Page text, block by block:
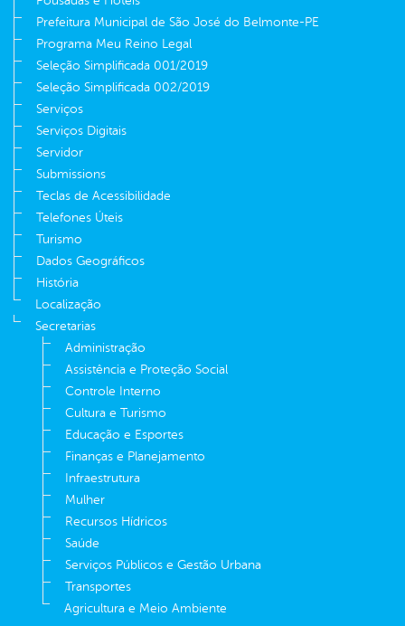
Prefeitura Municipal de São José do Belmonte-PE
Programa Meu Reino Legal
Seleção Simplificada 001/2019
Seleção Simplificada 002/2019
Serviços
Serviços Digitais
Servidor
Submissions
Teclas de Acessibilidade
Telefones Úteis
Turismo
Dados Geográficos
História
Localização
Secretarias
Administração
Assistência e Proteção Social
Controle Interno
Cultura e Turismo
Educação e Esportes
Finanças e Planejamento
Infraestrutura
Mulher
Recursos Hídricos
Saúde
Serviços Públicos e Gestão Urbana
Transportes
Agricultura e Meio Ambiente